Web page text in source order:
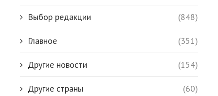
Выбор редакции (848)
Главное (351)
Другие новости (154)
Другие страны (60)